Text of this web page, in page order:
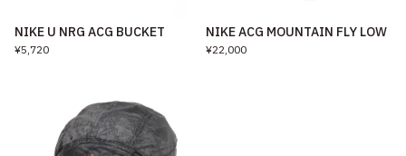
NIKE U NRG ACG BUCKET
¥5,720
NIKE ACG MOUNTAIN FLY LOW
¥22,000